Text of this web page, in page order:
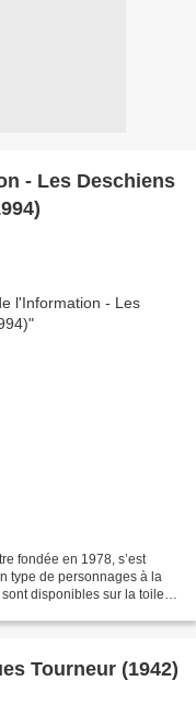
- Les Deschiens
fondée en 1978, s’est
type de personnages à la
disponibles sur la toile.
Tourneur (1942)